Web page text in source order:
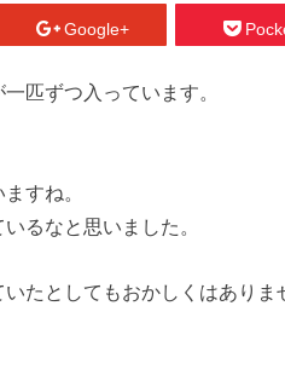
Google+
匹ずつ入っています。
すね。
るなと思いました。
たとしてもおかしくはありま